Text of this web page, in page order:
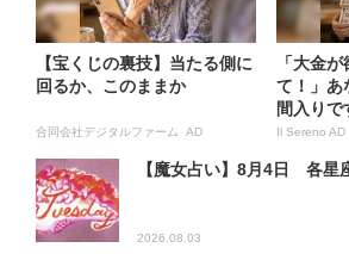
【宝くじの裏技】当たる側に
回るか、このままか
合同会社デジタルファーム AD
「大金
て！」あ
間入りで
Il Sereno AD
【魔女占い】8月4日 各星
2026.08.03